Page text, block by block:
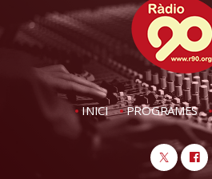
INICI PROGRAMES